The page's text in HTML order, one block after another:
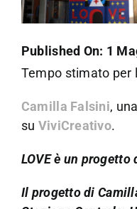
Published On: 1
Tempo stimato per
Camilla Falsini,
su ViviCreativo.
LOVE è un
Il progetto di